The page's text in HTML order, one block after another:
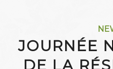
JOURNÉE
DE LA